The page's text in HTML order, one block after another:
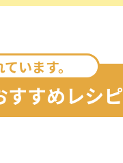
います。
すすめレシピ